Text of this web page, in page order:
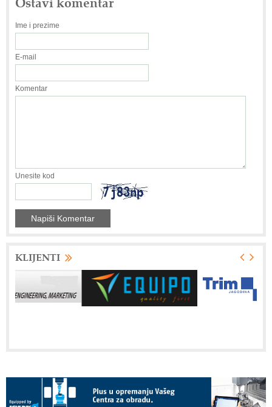
Ime i prezime
E-mail
Komentar
Unesite kod
KLIJENTI